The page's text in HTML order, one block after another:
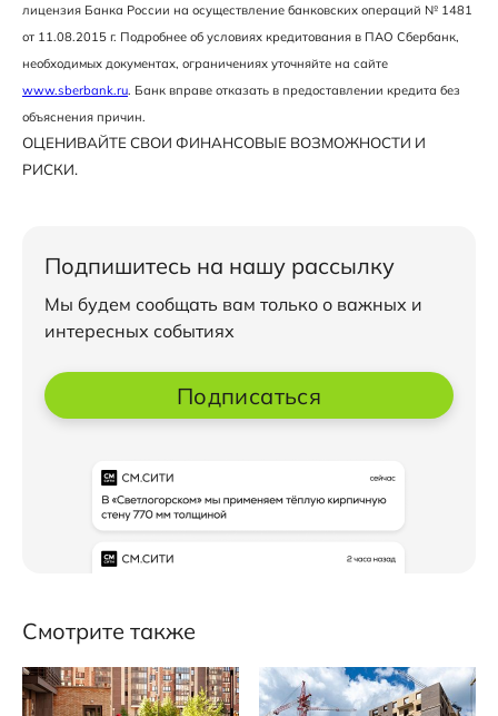
лицензия Банка России на осуществление банковских операций № 1481
от 11.08.2015 г. Подробнее об условиях кредитования в ПАО Сбербанк,
необходимых документах, ограничениях уточняйте на сайте
www.sberbank.ru. Банк вправе отказать в предоставлении кредита без
объяснения причин.
ОЦЕНИВАЙТЕ СВОИ ФИНАНСОВЫЕ ВОЗМОЖНОСТИ И
РИСКИ.
Подпишитесь на нашу рассылку
Мы будем сообщать вам только о важных и
интересных событиях
Подписаться
Смотрите также